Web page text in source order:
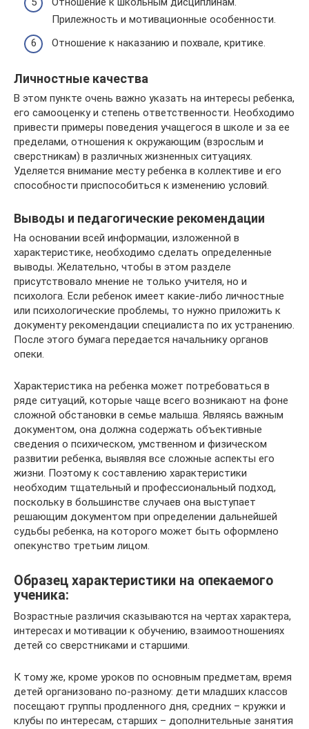
Прилежность и мотивационные особенности.
Отношение к наказанию и похвале, критике.
Личностные качества
В этом пункте очень важно указать на интересы ребенка,
его самооценку и степень ответственности. Необходимо
привести примеры поведения учащегося в школе и за ее
пределами, отношения к окружающим (взрослым и
сверстникам) в различных жизненных ситуациях.
Уделяется внимание месту ребенка в коллективе и его
способности приспособиться к изменению условий.
Выводы и педагогические рекомендации
На основании всей информации, изложенной в
характеристике, необходимо сделать определенные
выводы. Желательно, чтобы в этом разделе
присутствовало мнение не только учителя, но и
психолога. Если ребенок имеет какие-либо личностные
или психологические проблемы, то нужно приложить к
документу рекомендации специалиста по их устранению.
После этого бумага передается начальнику органов
опеки.
Характеристика на ребенка может потребоваться в
ряде ситуаций, которые чаще всего возникают на фоне
сложной обстановки в семье малыша. Являясь важным
документом, она должна содержать объективные
сведения о психическом, умственном и физическом
развитии ребенка, выявляя все сложные аспекты его
жизни. Поэтому к составлению характеристики
необходим тщательный и профессиональный подход,
поскольку в большинстве случаев она выступает
решающим документом при определении дальнейшей
судьбы ребенка, на которого может быть оформлено
опекунство третьим лицом.
Образец характеристики на опекаемого
ученика:
Возрастные различия сказываются на чертах характера,
интересах и мотивации к обучению, взаимоотношениях
детей со сверстниками и старшими.
К тому же, кроме уроков по основным предметам, время
детей организовано по-разному: дети младших классов
посещают группы продленного дня, средних – кружки и
клубы по интересам, старших – дополнительные занятия